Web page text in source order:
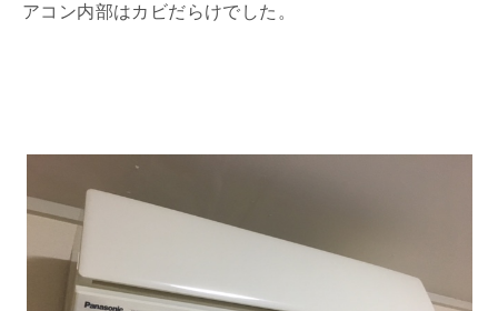
アコン内部はカビだらけでした。